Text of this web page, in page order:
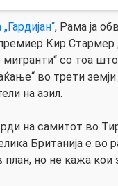
, Рама ја
Кир Стармер
со тоа што
во трети
на азил.
на самитот во
Британија е во
план, но не кажа кои